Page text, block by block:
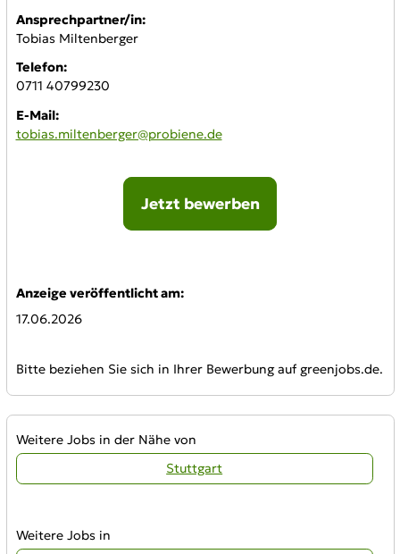
Ansprechpartner/in:
Tobias Miltenberger
Telefon:
0711 40799230
E-Mail:
tobias.miltenberger@probiene.de
Jetzt bewerben
Anzeige veröffentlicht am:
17.06.2026
Bitte beziehen Sie sich in Ihrer Bewerbung auf greenjobs.de.
Weitere Jobs in der Nähe von
Stuttgart
Weitere Jobs in